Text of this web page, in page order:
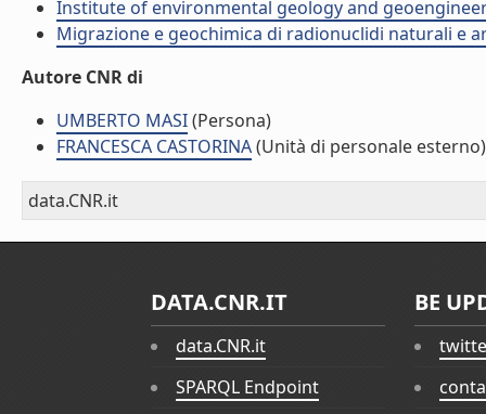
Institute of environmental geology and
Migrazione e geochimica di radionuclidi naturali e
Autore CNR di
UMBERTO MASI(Persona)
FRANCESCA CASTORINA(Unità di personale esterno)
data.CNR.it
DATA.CNR.IT
data.CNR.it
SPARQL Endpoint
BE